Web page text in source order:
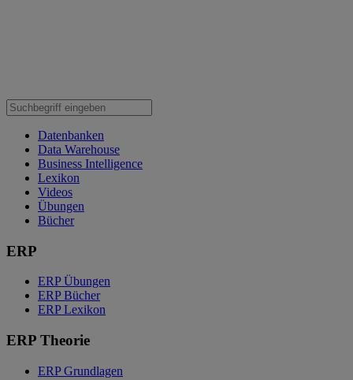
Datenbanken
Data Warehouse
Business Intelligence
Lexikon
Videos
Übungen
Bücher
ERP
ERP Übungen
ERP Bücher
ERP Lexikon
ERP Theorie
ERP Grundlagen